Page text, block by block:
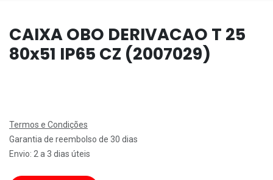
CAIXA OBO DERIVACAO T 25
80x51 IP65 CZ (2007029)
Termos e Condições
Garantia de reembolso de 30 dias
Envio: 2 a 3 dias úteis